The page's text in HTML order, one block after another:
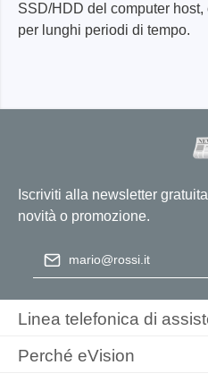
SSD/HDD del computer
per lunghi periodi di tempo.
Iscriviti alla newsletter
novità o promozione.
Indirizzo e-mail
termini e condizioni generali.
Linea telefonica di
Perché eVision